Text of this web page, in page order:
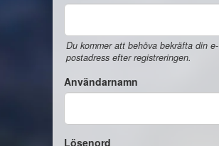
Du kommer att behöva bekräfta din e-
postadress efter registreringen.
Användarnamn
Lösenord